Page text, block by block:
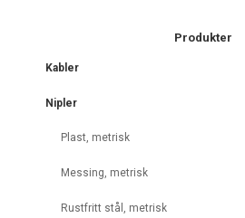
Produkter
Kabler
Nipler
Plast, metrisk
Messing, metrisk
Rustfritt stål, metrisk